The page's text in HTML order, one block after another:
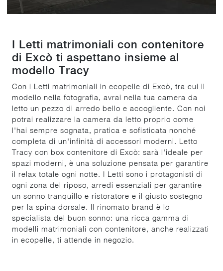
I Letti matrimoniali con contenitore
di Excò ti aspettano insieme al
modello Tracy
Con i Letti matrimoniali in ecopelle di Excò, tra cui il
modello nella fotografia, avrai nella tua camera da
letto un pezzo di arredo bello e accogliente. Con noi
potrai realizzare la camera da letto proprio come
l'hai sempre sognata, pratica e sofisticata nonché
completa di un'infinità di accessori moderni. Letto
Tracy con box contenitore di Excò: sarà l'ideale per
spazi moderni, è una soluzione pensata per garantire
il relax totale ogni notte. I Letti sono i protagonisti di
ogni zona del riposo, arredi essenziali per garantire
un sonno tranquillo e ristoratore e il giusto sostegno
per la spina dorsale. Il rinomato brand è lo
specialista del buon sonno: una ricca gamma di
modelli matrimoniali con contenitore, anche realizzati
in ecopelle, ti attende in negozio.